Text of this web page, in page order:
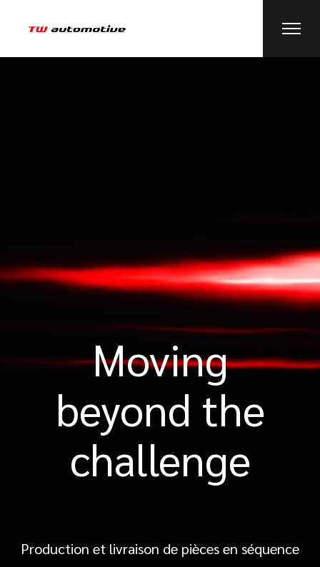
Moving
beyond the
challenge
Production et livraison de pièces en séquence